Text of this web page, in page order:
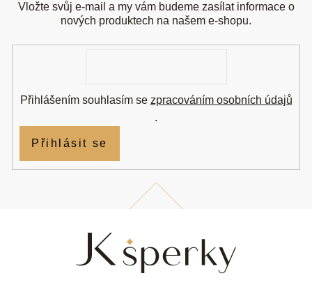
Vložte svůj e-mail a my vám budeme zasílat informace o
nových produktech na našem e-shopu.
Přihlášením souhlasím se zpracováním osobních údajů
.
Přihlásit se